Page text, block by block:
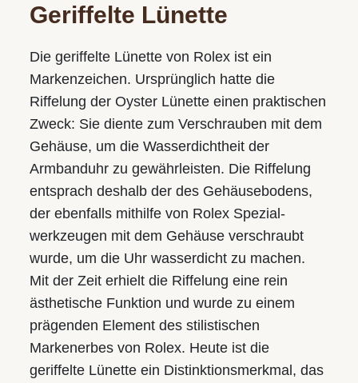
Geriffelte Lünette
Die geriffelte Lünette von Rolex ist ein
Markenzeichen. Ursprünglich hatte die
Riffelung der Oyster Lünette einen praktischen
Zweck: Sie diente zum Verschrauben mit dem
Gehäuse­, um die Wasserdichtheit der
Armbanduhr zu gewährleisten. Die Riffelung
entsprach deshalb der des Gehäuse­bodens,
der ebenfalls mithilfe von Rolex Spezial­
werkzeugen mit dem Gehäuse verschraubt
wurde, um die Uhr wasserdicht zu machen.
Mit der Zeit erhielt die Riffelung eine rein
ästhetische Funktion und wurde zu einem
prägenden Element des stilistischen
Markenerbes von Rolex. Heute ist die
geriffelte Lünette ein Distinktions­merkmal, das